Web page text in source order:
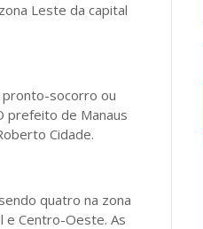
Leste da capital
pronto-socorro ou
prefeito de Manaus
Cidade.
quatro na zona
e Centro-Oeste. As